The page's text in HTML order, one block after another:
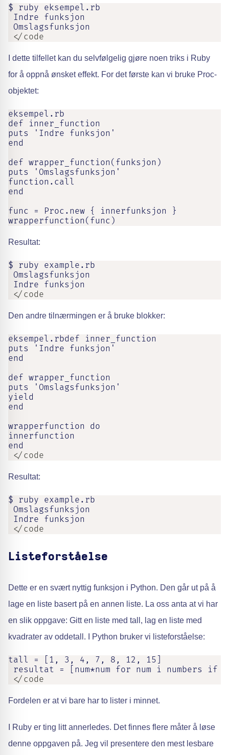
$ ruby eksempel.rb
Indre funksjon
Omslagsfunksjon
</code
I dette tilfellet kan du selvfølgelig gjøre noen triks i Ruby
for å oppnå ønsket effekt. For det første kan vi bruke Proc-
objektet:
eksempel.rb
def inner_function
puts 'Indre funksjon'
end
def wrapper_function(funksjon)
puts 'Omslagsfunksjon'
function.call
end
func = Proc.new { innerfunksjon }
wrapperfunction(func)
Resultat:
$ ruby example.rb
Omslagsfunksjon
Indre funksjon
</code
Den andre tilnærmingen er å bruke blokker:
eksempel.rbdef inner_function
puts 'Indre funksjon'
end
def wrapper_function
puts 'Omslagsfunksjon'
yield
end
wrapperfunction do
innerfunction
end
</code
Resultat:
$ ruby example.rb
Omslagsfunksjon
Indre funksjon
</code
Listeforståelse
Dette er en svært nyttig funksjon i Python. Den går ut på å
lage en liste basert på en annen liste. La oss anta at vi har
en slik oppgave: Gitt en liste med tall, lag en liste med
kvadrater av oddetall. I Python bruker vi listeforståelse:
tall = [1, 3, 4, 7, 8, 12, 15]
resultat = [num*num for num i numbers if
</code
Fordelen er at vi bare har to lister i minnet.
I Ruby er ting litt annerledes. Det finnes flere måter å løse
denne oppgaven på. Jeg vil presentere den mest lesbare